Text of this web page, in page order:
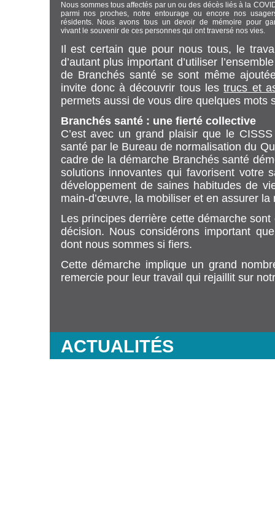
Nous sommes tous affectés par un ou des décès liés à la
parmi nos proches, notre entourage ou encore nos
résidents. Nous avons tous un devoir de mémoire pour
vivant le souvenir de ces personnes qui ont traversé nos vies.
Il est certain que pour nous tous, le
d’autant plus important d’utiliser
de Branchés santé se sont même
invite donc à découvrir tous lestrucs et
permets aussi de vous dire quelques mots
Branchés santé : une fierté collective
C’est avec un grand plaisir que le
santé par le Bureau de normalisation du
cadre de la démarche Branchés santé
solutions innovantes qui favorisent votre
développement de saines habitudes de
main-d’œuvre, la mobiliser et en assurer la
Les principes derrière cette démarche
décision. Nous considérons important
dont nous sommes si fiers.
Cette démarche implique un grand
remercie pour leur travail qui rejaillit sur
ACTUALITÉS